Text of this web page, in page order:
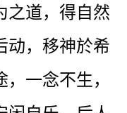
之道，得自然
动，移神於希
一念不生，